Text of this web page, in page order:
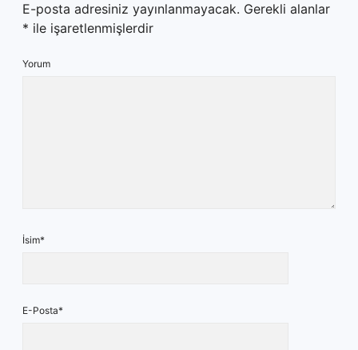
E-posta adresiniz yayınlanmayacak. Gerekli alanlar
* ile işaretlenmişlerdir
Yorum
İsim*
E-Posta*